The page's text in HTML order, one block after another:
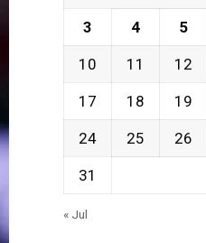
3 4 5
10 11 12
17 18 19
24 25 26
31
« Jul